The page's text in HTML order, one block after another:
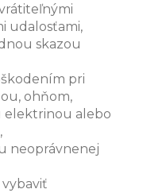
udalosťami,
skazou
pri
ohňom,
elektrinou alebo
neoprávnenej